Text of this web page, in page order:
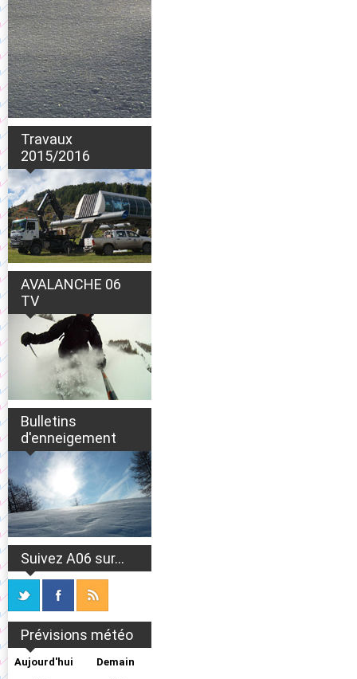
Travaux
2015/2016
AVALANCHE 06
TV
Bulletins
d'enneigement
Suivez A06 sur...
Prévisions météo
Aujourd'hui Demain